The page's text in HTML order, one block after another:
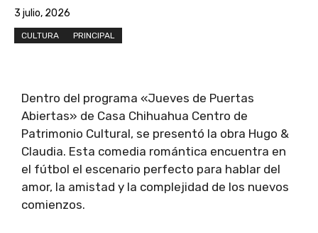
3 julio, 2026
CULTURA PRINCIPAL
Dentro del programa «Jueves de Puertas
Abiertas» de Casa Chihuahua Centro de
Patrimonio Cultural, se presentó la obra Hugo &
Claudia. Esta comedia romántica encuentra en
el fútbol el escenario perfecto para hablar del
amor, la amistad y la complejidad de los nuevos
comienzos.